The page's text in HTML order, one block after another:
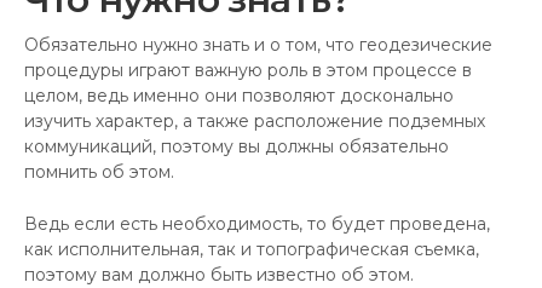
Обязательно нужно знать и о том, что геодезические
процедуры играют важную роль в этом процессе в
целом, ведь именно они позволяют досконально
изучить характер, а также расположение подземных
коммуникаций, поэтому вы должны обязательно
помнить об этом.
Ведь если есть необходимость, то будет проведена,
как исполнительная, так и топографическая съемка,
поэтому вам должно быть известно об этом.